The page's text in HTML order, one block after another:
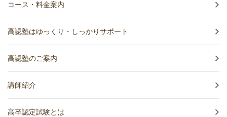
コース・料金案内
高認塾はゆっくり・しっかりサポート
高認塾のご案内
講師紹介
高卒認定試験とは